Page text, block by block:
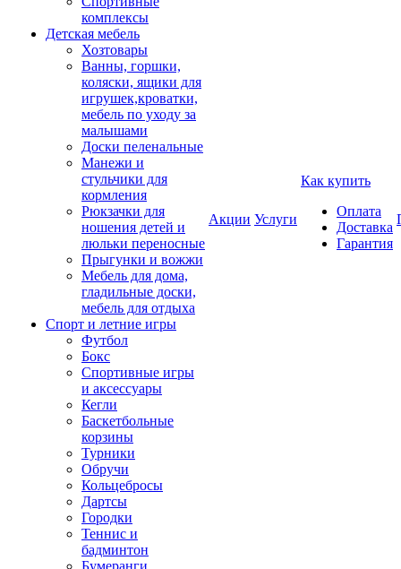
комплексы
Детская мебель
Хозтовары
Ванны, горшки,
коляски, ящики для
игрушек,кроватки,
мебель по уходу за
малышами
Доски пеленальные
Манежи и
стульчики для
кормления
Рюкзачки для
ношения детей и
люльки переносные
Прыгунки и вожжи
Мебель для дома,
гладильные доски,
мебель для отдыха
Спорт и летние игры
Футбол
Бокс
Спортивные игры
и аксессуары
Кегли
Баскетбольные
корзины
Турники
Обручи
Кольцебросы
Дартсы
Городки
Теннис и
бадминтон
Бумеранги
Акции Услуги
Как купить
Оплата
Доставка
Гарантия